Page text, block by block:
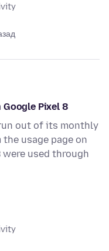
Pixel 8
out of its monthly
usage page on
were used through